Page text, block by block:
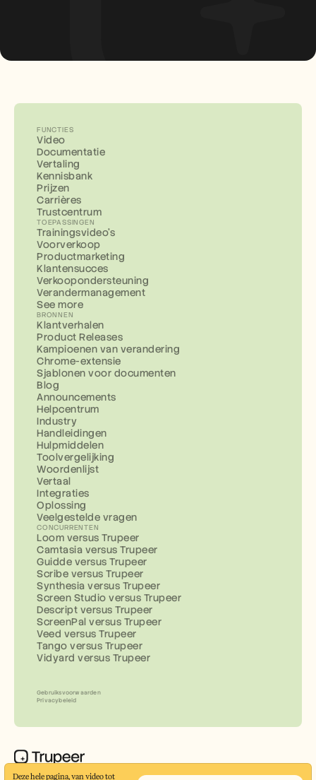
Maak professionele demovideo’s en
FUNCTIES
Video
Documentatie
Vertaling
Kennisbank
Prijzen
Carrières
Trustcentrum
TOEPASSINGEN
Trainingsvideo's
Voorverkoop
Productmarketing
Klantensucces
Verkoopondersteuning
Verandermanagement
See more
BRONNEN
Klantverhalen
Product Releases
Kampioenen van verandering
Chrome-extensie
Sjablonen voor documenten
Blog
Announcements
Helpcentrum
Industry
Handleidingen
Hulpmiddelen
Toolvergelijking
Woordenlijst
Vertaal
Integraties
Oplossing
Veelgestelde vragen
CONCURRENTEN
Loom versus Trupeer
Camtasia versus Trupeer
Guidde versus Trupeer
Scribe versus Trupeer
Synthesia versus Trupeer
Screen Studio versus Trupeer
Descript versus Trupeer
ScreenPal versus Trupeer
Veed versus Trupeer
Tango versus Trupeer
Vidyard versus Trupeer
Gebruiksvoorwaarden
Privacybeleid
Deze hele pagina, van video tot